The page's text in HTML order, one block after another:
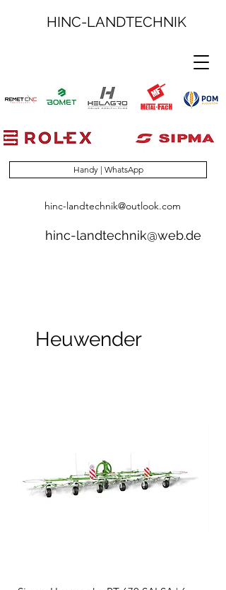
HINC-LANDTECHNIK
Handy | WhatsApp
hinc-landtechnik@outlook.com
hinc-landtechnik@web.de
Heuwender